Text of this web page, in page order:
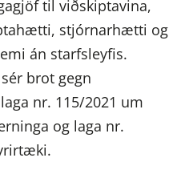
til viðskiptavina,
stjórnarhætti og
án starfsleyfis.
brot gegn
nr. 115/2021 um
og laga nr.